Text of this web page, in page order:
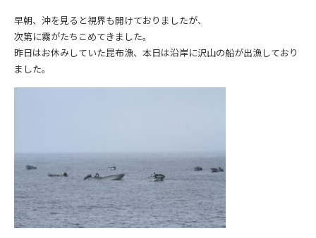
早朝、沖を見ると視界も開けておりましたが、
次第に霧がたちこめてきました。
昨日はお休みしていた昆布漁、本日は沿岸に沢山の船が出漁しており
ました。